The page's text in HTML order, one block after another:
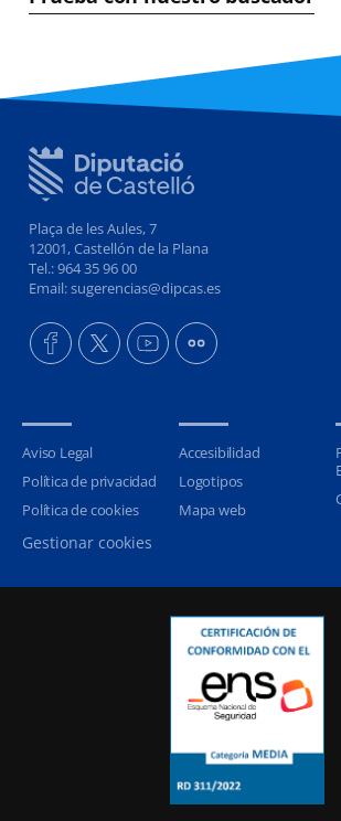
Plaça de les Aules, 7
12001, Castellón de la Plana
Tel.: 964 35 96 00
Email: sugerencias@dipcas.es
Aviso Legal
Política de privacidad
Política de cookies
Gestionar cookies
Accesibilidad
Logotipos
Mapa web